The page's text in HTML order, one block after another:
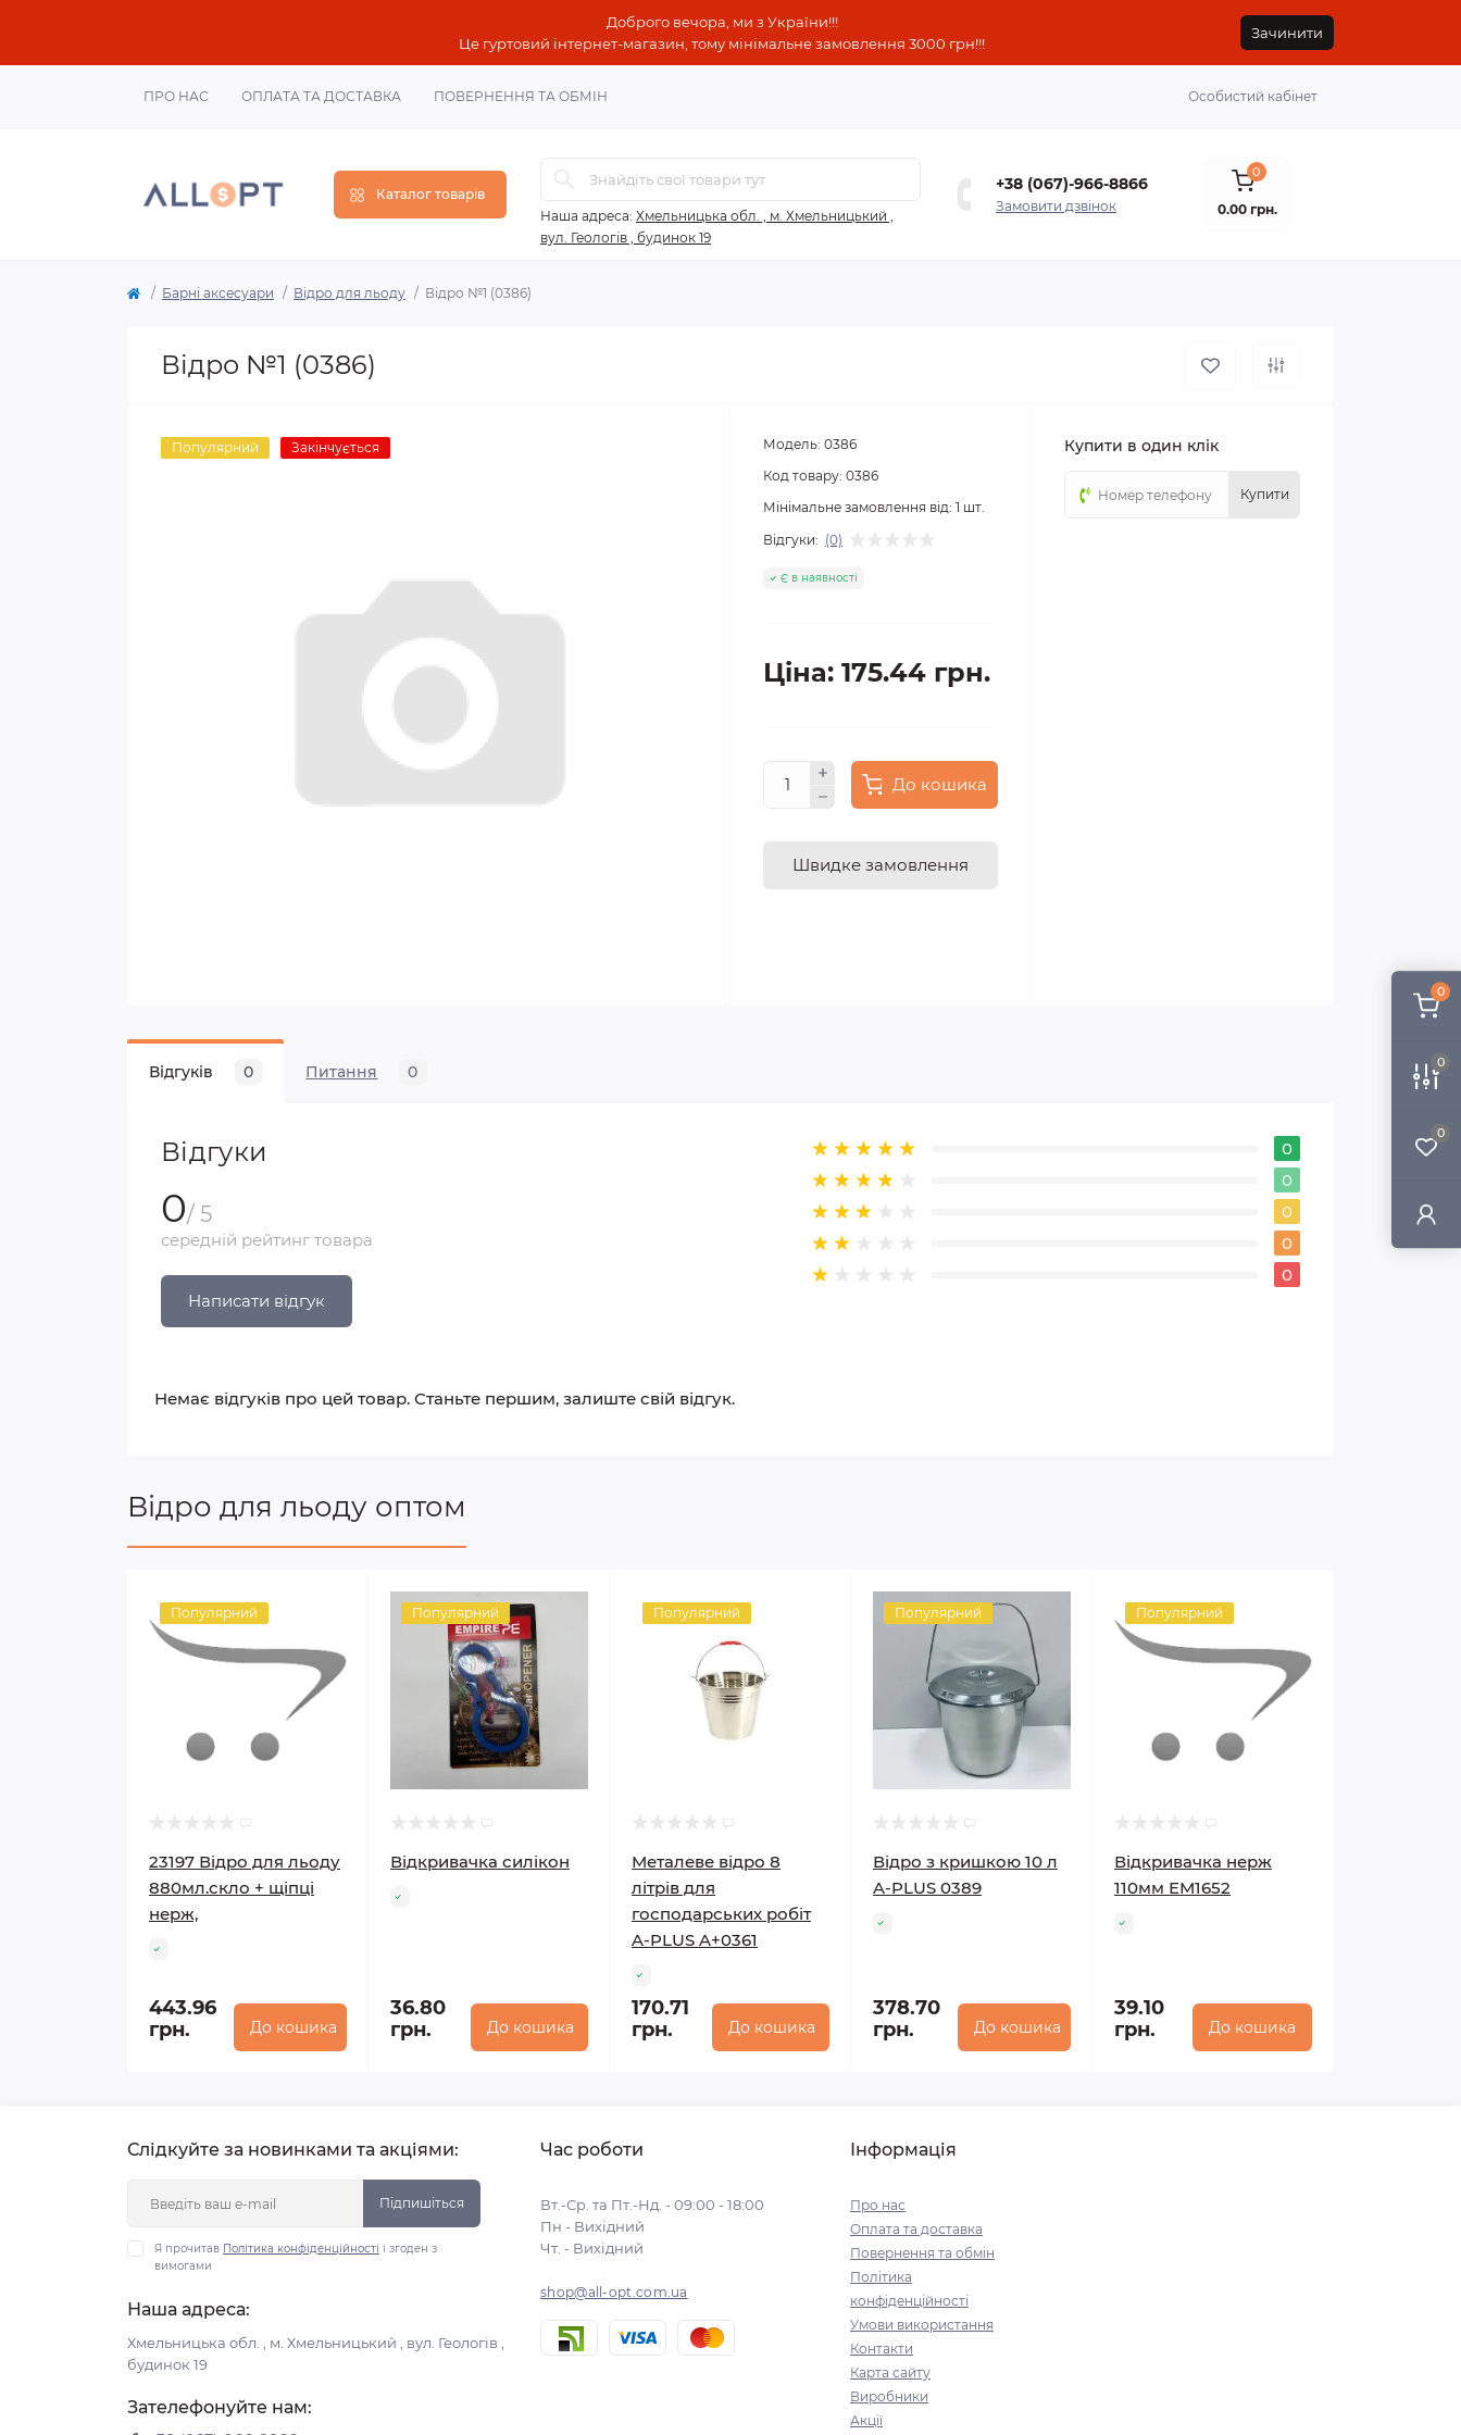
0
0
0
Доброго вечора, ми з України!!!
Це гуртовий інтернет-магазин, тому мінімальне замовлення 3000 грн!!!
Зачинити
ПРО НАС ОПЛАТА ТА ДОСТАВКА ПОВЕРНЕННЯ ТА ОБМІН Особистий кабінет
Каталог товарів
Наша адреса: Хмельницька обл. , м. Хмельницький ,
вул. Геологів , будинок 19
+38 (067)-966-8866
Замовити дзвінок
0
0.00 грн.
Барні аксесуари Відро для льоду Відро №1 (0386)
Відро №1 (0386)
Популярний Закінчується Модель: 0386
Код товару: 0386
Мінімальне замовлення від: 1 шт.
Відгуки: (0)
Є в наявності
Ціна: 175.44 грн.
До кошика
Швидке замовлення
Купити в один клік
Купити
Відгуків 0 Питання 0
Відгуки
0/ 5
середній рейтинг товара
Написати відгук
0
0
0
0
0
Немає відгуків про цей товар. Станьте першим, залиште свій відгук.
Відро для льоду оптом
Популярний
23197 Відро для льоду
880мл.скло + щіпці
нерж,
443.96
грн.
До кошика
Популярний
Відкривачка силікон
36.80
грн.
До кошика
Популярний
Металеве відро 8
літрів для
господарських робіт
A-PLUS A+0361
170.71
грн.
До кошика
Популярний
Відро з кришкою 10 л
A-PLUS 0389
378.70
грн.
До кошика
Популярний
Відкривачка нерж
110мм ЕМ1652
39.10
грн.
До кошика
Слідкуйте за новинками та акціями:
Підпишіться
Я прочитав Політика конфіденційності і згоден з
вимогами
Наша адреса:
Хмельницька обл. , м. Хмельницький , вул. Геологів ,
будинок 19
Зателефонуйте нам:
Час роботи
Вт.-Ср. та Пт.-Нд. - 09:00 - 18:00
Пн - Вихідний
Чт. - Вихідний
shop@all-opt.com.ua
Інформація
Про нас
Оплата та доставка
Повернення та обмін
Політика
конфіденційності
Умови використання
Контакти
Карта сайту
Виробники
Акції